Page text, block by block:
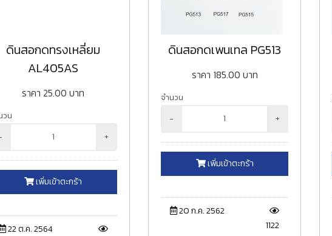
ดินสอกดทรงเหลี่ยม
AL405AS
ราคา 25.00 บาท
วน
+
เพิ่มเข้าตะกร้า
22 ต.ค. 2564
ดินสอกดเพนเทล PG513
ราคา 185.00 บาท
จำนวน
- +
เพิ่มเข้าตะกร้า
20 ก.ค. 2562
1122